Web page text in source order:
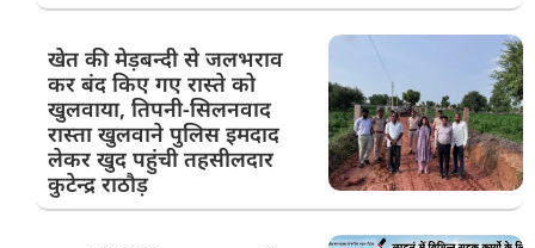
खेत की मेड़बन्दी से जलभराव
कर बंद किए गए रास्ते को
खुलवाया, तिपनी-सिलनवाद
रास्ता खुलवाने पुलिस इमदाद
लेकर खुद पहुंची तहसीलदार
कुटेन्द्र राठौड़